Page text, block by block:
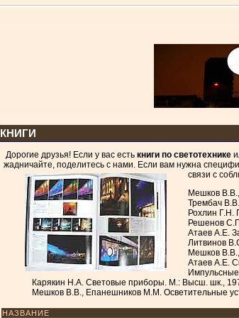
КНИГИ
Дорогие друзья! Если у вас есть книги по светотехнике
жадничайте, поделитесь с нами. Если вам нужна
связи с
Мешков
Трембач
Рохлин Г.Н.
Решенов
Атаев А.Е.
Литвинов
Мешков
Атаев А.Е.
Карякин Н.А. Световые приборы. М.: Высш. шк.,
Мешков В.В., Епанешников М.М. Осветительные
НАЗВАНИЕ